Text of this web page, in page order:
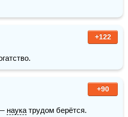
+122
+90
наука трудом берётся.